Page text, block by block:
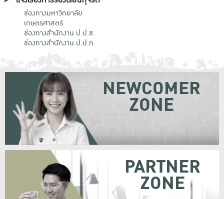
ช่องทางมหาวิทยาลัย
เกษตรศาสตร์
ช่องทางสำนักงาน ป.ป.ช.
ช่องทางสำนักงาน ป.ป.ท.
NEWCOMER
ZONE
PARTNER
ZONE